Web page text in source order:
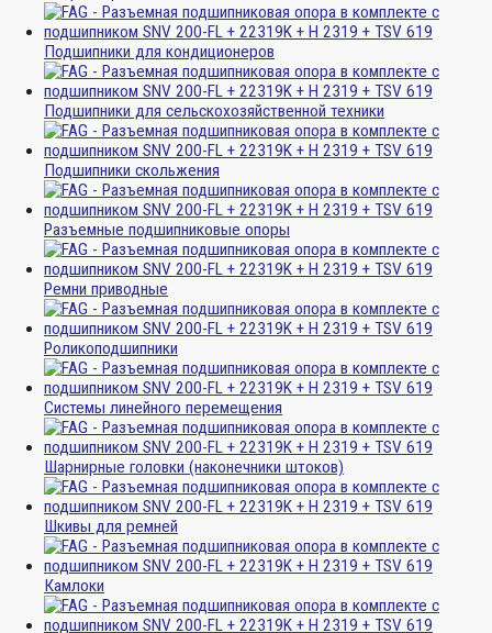
Подшипники для кондиционеров
Подшипники для сельскохозяйственной техники
Подшипники скольжения
Разъемные подшипниковые опоры
Ремни приводные
Роликоподшипники
Системы линейного перемещения
Шарнирные головки (наконечники штоков)
Шкивы для ремней
Камлоки